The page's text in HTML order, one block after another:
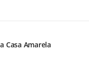
Casa Amarela